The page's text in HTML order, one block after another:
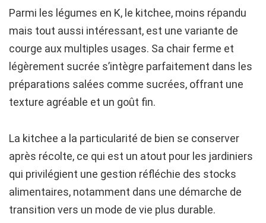
Parmi les légumes en K, le kitchee, moins répandu
mais tout aussi intéressant, est une variante de
courge aux multiples usages. Sa chair ferme et
légèrement sucrée s’intègre parfaitement dans les
préparations salées comme sucrées, offrant une
texture agréable et un goût fin.
La kitchee a la particularité de bien se conserver
après récolte, ce qui est un atout pour les jardiniers
qui privilégient une gestion réfléchie des stocks
alimentaires, notamment dans une démarche de
transition vers un mode de vie plus durable.